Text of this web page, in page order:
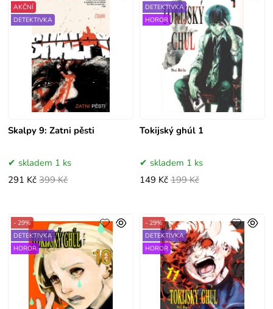
Skalpy 9: Zatni pěsti
AKČNÍ
DETEKTIVKA
skladem 1 ks
291 Kč 399 Kč
Tokijský ghúl 1
DETEKTIVKA
HOROR
skladem 1 ks
149 Kč 199 Kč
- 29%
DETEKTIVKA
HOROR
- 29%
DETEKTIVKA
HOROR